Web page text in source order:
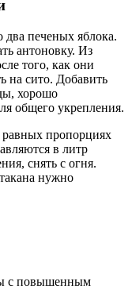
два печеных яблока.
антоновку. Из
того, как они
на сито. Добавить
хорошо
общего укрепления.
пропорциях
в литр
снять с огня.
нужно
с повышенным